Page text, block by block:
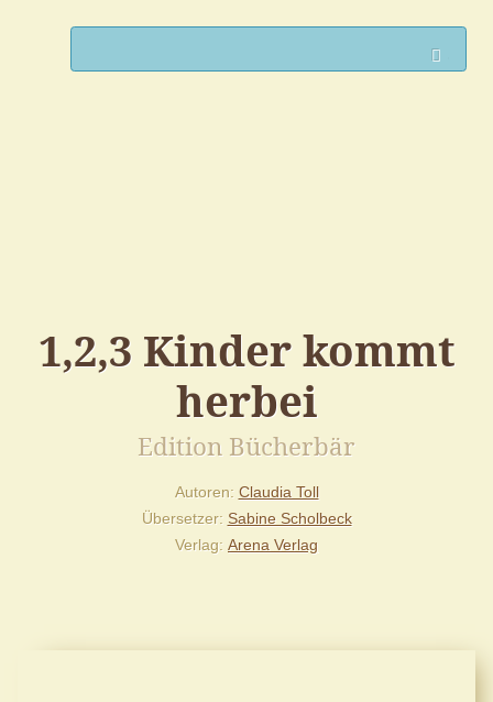
1,2,3 Kinder kommt
herbei
Edition Bücherbär
Autoren Claudia Toll
Übersetzer Sabine Scholbeck
Verlag Arena Verlag